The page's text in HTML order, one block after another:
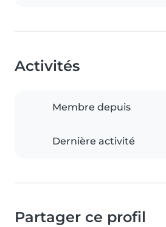
Activités
Membre depuis
Dernière activité
Partager ce profil